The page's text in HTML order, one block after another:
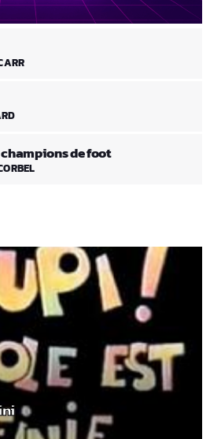
de foot